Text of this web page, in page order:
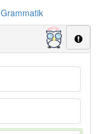
Grammatik